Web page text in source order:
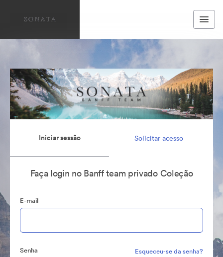
Iniciar sessão Solicitar acesso
Faça login no Banff team privado Coleção
E-mail
Senha Esqueceu-se da senha?